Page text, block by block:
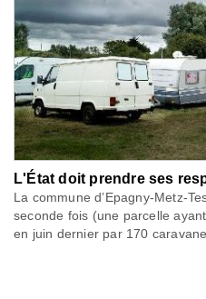
L'État doit prendre ses
La commune d’Epagny-Metz-
seconde fois (une parcelle
en juin dernier par 170